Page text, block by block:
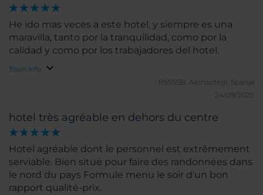
He ido mas veces a este hotel, y siempre es una
maravilla, tanto por la tranquilidad, como por la
calidad y como por los trabajadores del hotel.
Toon info
BSSSSB. Alonsotegi, Spanje
24/09/2025
hotel très agréable en dehors du centre
Hotel agréable dont le personnel est extrêmement
serviable. Bien situé pour faire des randonnées dans
le nord du pays Formule menu le soir d'un bon
rapport qualité-prix.